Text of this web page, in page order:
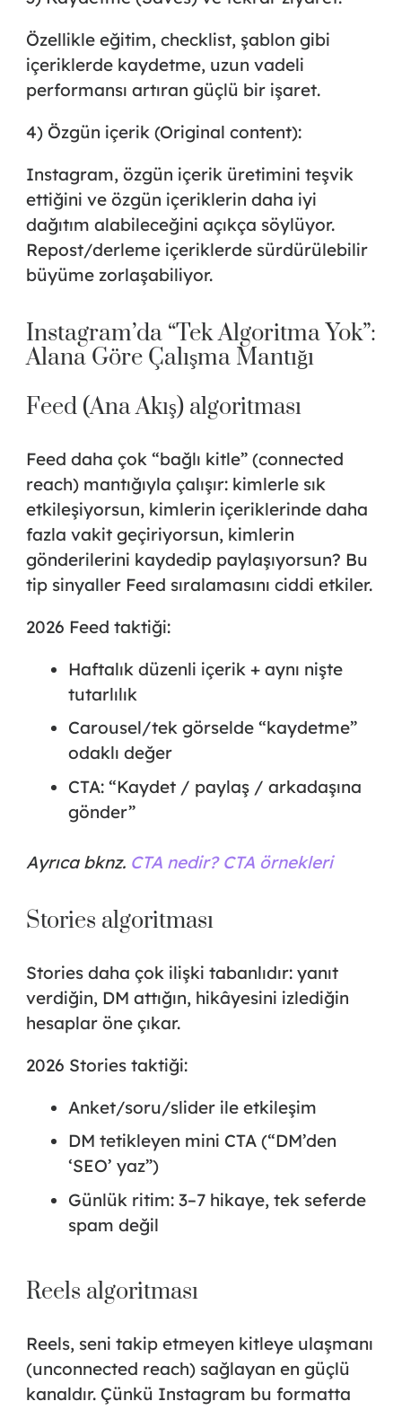
Özellikle eğitim, checklist, şablon gibi
içeriklerde kaydetme, uzun vadeli
performansı artıran güçlü bir işaret.
4) Özgün içerik (Original content):
Instagram, özgün içerik üretimini teşvik
ettiğini ve özgün içeriklerin daha iyi
dağıtım alabileceğini açıkça söylüyor.
Repost/derleme içeriklerde sürdürülebilir
büyüme zorlaşabiliyor.
Instagram’da “Tek Algoritma Yok”:
Alana Göre Çalışma Mantığı
Feed (Ana Akış) algoritması
Feed daha çok “bağlı kitle” (connected
reach) mantığıyla çalışır: kimlerle sık
etkileşiyorsun, kimlerin içeriklerinde daha
fazla vakit geçiriyorsun, kimlerin
gönderilerini kaydedip paylaşıyorsun? Bu
tip sinyaller Feed sıralamasını ciddi etkiler.
2026 Feed taktiği:
Haftalık düzenli içerik + aynı nişte
tutarlılık
Carousel/tek görselde “kaydetme”
odaklı değer
CTA: “Kaydet / paylaş / arkadaşına
gönder”
Ayrıca bknz. CTA nedir? CTA örnekleri
Stories algoritması
Stories daha çok ilişki tabanlıdır: yanıt
verdiğin, DM attığın, hikâyesini izlediğin
hesaplar öne çıkar.
2026 Stories taktiği:
Anket/soru/slider ile etkileşim
DM tetikleyen mini CTA (“DM’den
‘SEO’ yaz”)
Günlük ritim: 3–7 hikaye, tek seferde
spam değil
Reels algoritması
Reels, seni takip etmeyen kitleye ulaşmanı
(unconnected reach) sağlayan en güçlü
kanaldır. Çünkü Instagram bu formatta